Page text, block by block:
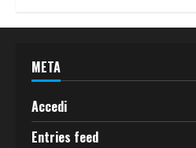
META
Accedi
Entries feed